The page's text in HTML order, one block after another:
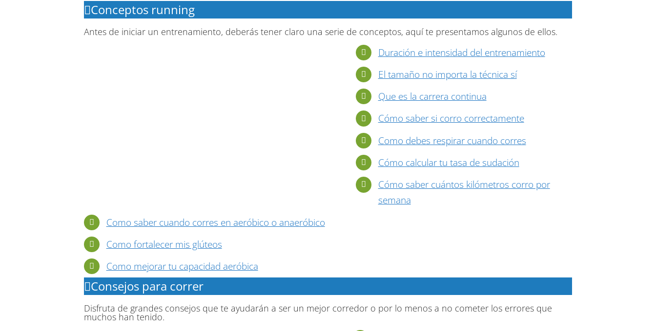
Conceptos running
Antes de iniciar un entrenamiento, deberás tener claro una serie de conceptos, aquí te presentamos algunos de ellos.
Duración e intensidad del entrenamiento
El tamaño no importa la técnica sí
Que es la carrera continua
Cómo saber si corro correctamente
Como debes respirar cuando corres
Cómo calcular tu tasa de sudación
Cómo saber cuántos kilómetros corro por
semana
Como saber cuando corres en aeróbico o anaeróbico
Como fortalecer mis glúteos
Como mejorar tu capacidad aeróbica
Consejos para correr
Disfruta de grandes consejos que te ayudarán a ser un mejor corredor o por lo menos a no cometer los errores que
muchos han tenido.